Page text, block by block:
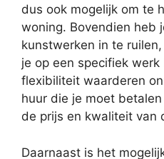
dus ook mogelijk om te
woning. Bovendien heb
kunstwerken in te
je op een specifiek
flexibiliteit waarderen
huur die je moet
de prijs en kwaliteit van
Daarnaast is het